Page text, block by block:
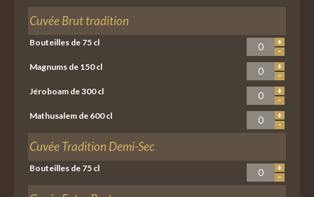
Cuvée Brut tradition
Bouteilles de 75 cl
Magnums de 150 cl
Jéroboam de 300 cl
Mathusalem de 600 cl
Cuvée Tradition Demi-Sec
Bouteilles de 75 cl